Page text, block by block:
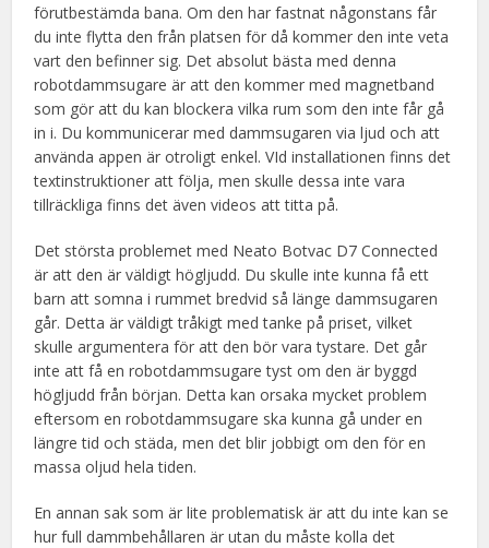
förutbestämda bana. Om den har fastnat någonstans får
du inte flytta den från platsen för då kommer den inte veta
vart den befinner sig. Det absolut bästa med denna
robotdammsugare är att den kommer med magnetband
som gör att du kan blockera vilka rum som den inte får gå
in i. Du kommunicerar med dammsugaren via ljud och att
använda appen är otroligt enkel. VId installationen finns det
textinstruktioner att följa, men skulle dessa inte vara
tillräckliga finns det även videos att titta på.
Det största problemet med Neato Botvac D7 Connected
är att den är väldigt högljudd. Du skulle inte kunna få ett
barn att somna i rummet bredvid så länge dammsugaren
går. Detta är väldigt tråkigt med tanke på priset, vilket
skulle argumentera för att den bör vara tystare. Det går
inte att få en robotdammsugare tyst om den är byggd
högljudd från början. Detta kan orsaka mycket problem
eftersom en robotdammsugare ska kunna gå under en
längre tid och städa, men det blir jobbigt om den för en
massa oljud hela tiden.
En annan sak som är lite problematisk är att du inte kan se
hur full dammbehållaren är utan du måste kolla det